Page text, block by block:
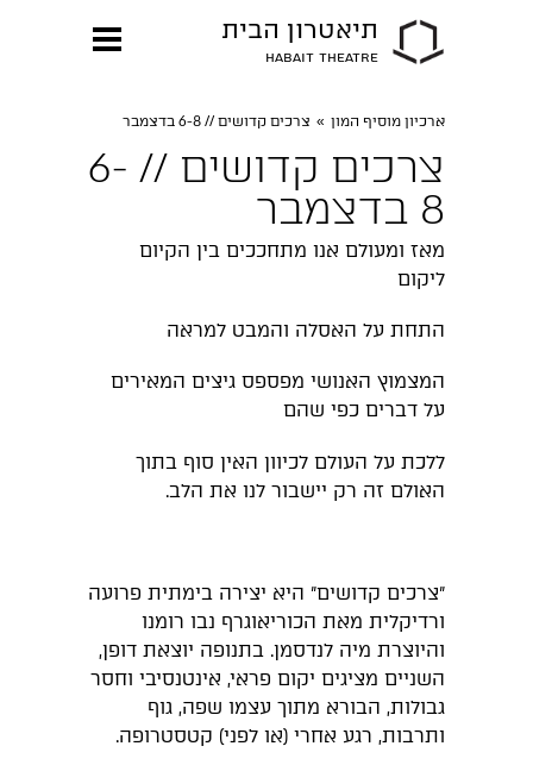
תיאטרון הבית
HABAIT THEATRE
ארכיון מוסיף המון » צרכים קדושים // 6-8 בדצמבר
צרכים קדושים // 6-
8 בדצמבר
מאז ומעולם אנו מתחככים בין הקיום
ליקום
התחת על האסלה והמבט למראה
המצמוץ האנושי מפספס גיצים המאירים
על דברים כפי שהם
ללכת על העולם לכיוון האין סוף בתוך
האולם זה רק יישבור לנו את הלב.
״צרכים קדושים״ היא יצירה בימתית פרועה
ורדיקלית מאת הכוריאוגרף נבו רומנו
והיוצרת מיה לנדסמן. בתנופה יוצאת דופן,
השניים מציגים יקום פראי, אינטנסיבי וחסר
גבולות, הבורא מתוך עצמו שפה, גוף
ותרבות, רגע אחרי (או לפני) קטסטרופה.